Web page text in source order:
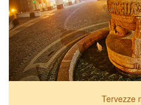
Tervezze